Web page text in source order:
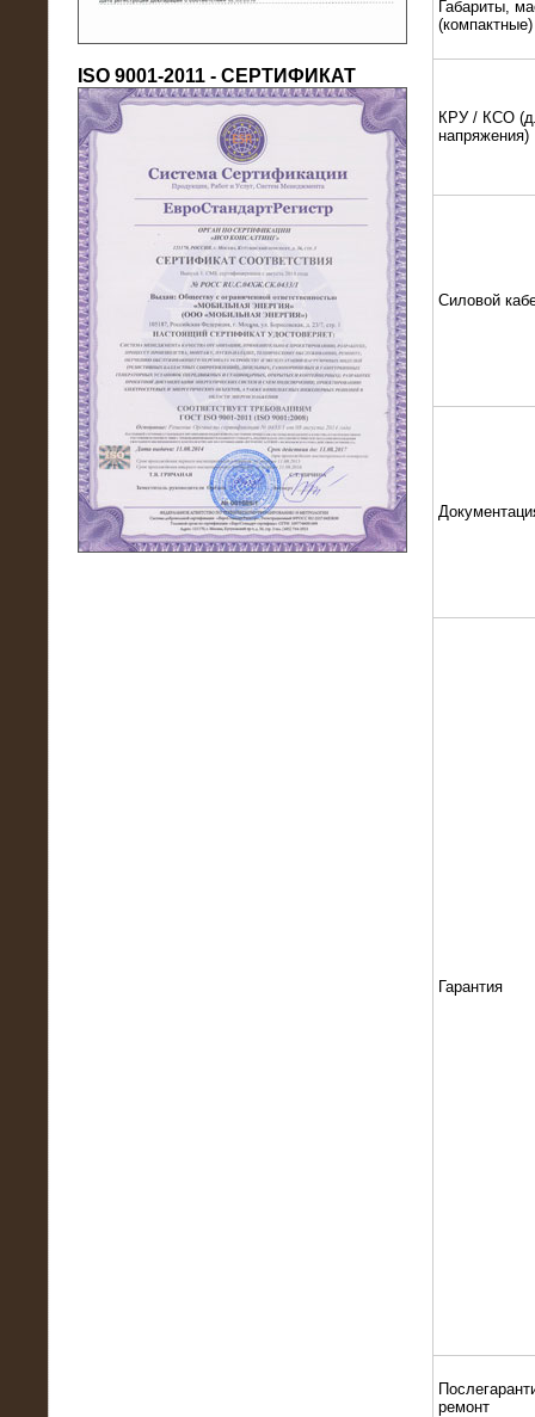
18.03.2016
Нагрузочный комплекс 80 МВт (10
кВ) + КРУ
ISO 9001-2011 - СЕРТИФИКАТ
Габариты,
(компактные)
КРУ / КСО
напряжения)
Силовой
Гарантия
ремонт